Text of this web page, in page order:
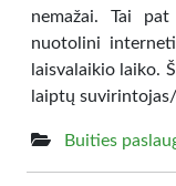
nemažai. Tai
nuotolini
laisvalaikio laiko.
laiptų
Buities